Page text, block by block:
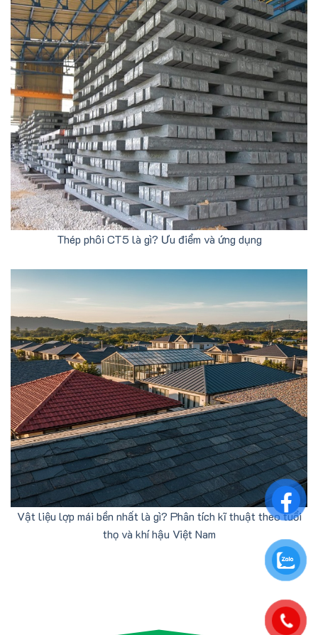
Thép phôi CT5 là gì? Ưu điểm và ứng dụng
Vật liệu lợp mái bền nhất là gì? Phân tích kĩ thuật theo tuổi
thọ và khí hậu Việt Nam